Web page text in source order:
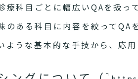
療科目ごとに幅広いQAを扱
のある科目に内容を絞って
ような基本的な手技から、応